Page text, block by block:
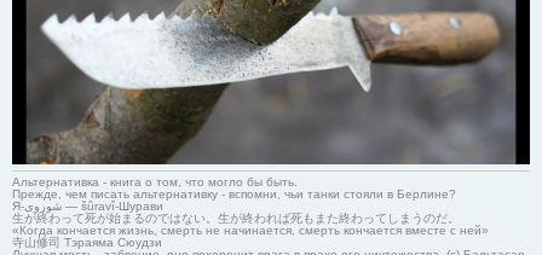
Альтернативка - книга о том, что могло бы быть.
Прежде, чем писать альтернативку - вспомни, чьи танки стояли в Берлине?
Я-شوروی — šûravî-Шурави
生が終わって死が始まるのではない。生が終われば死もまた終わってしまうのだ。
«Когда кончается жизнь, смерть не начинается, смерть кончается вместе с ней»
寺山修司 Тэраяма Сюудзи